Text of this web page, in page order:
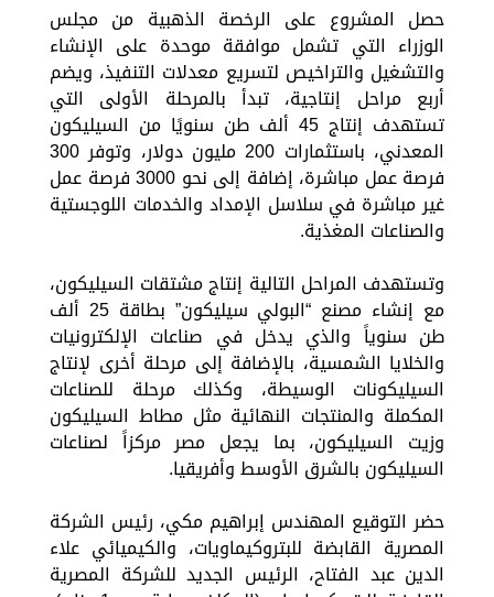
حصل المشروع على الرخصة الذهبية من مجلس
الوزراء التي تشمل موافقة موحدة على الإنشاء
والتشغيل والتراخيص لتسريع معدلات التنفيذ، ويضم
أربع مراحل إنتاجية، تبدأ بالمرحلة الأولى التي
تستهدف إنتاج 45 ألف طن سنويًا من السيليكون
المعدني، باستثمارات 200 مليون دولار، وتوفر 300
فرصة عمل مباشرة، إضافة إلى نحو 3000 فرصة عمل
غير مباشرة في سلاسل الإمداد والخدمات اللوجستية
والصناعات المغذية.
وتستهدف المراحل التالية إنتاج مشتقات السيليكون،
مع إنشاء مصنع “البولي سيليكون” بطاقة 25 ألف
طن سنوياً والذي يدخل في صناعات الإلكترونيات
والخلايا الشمسية، بالإضافة إلى مرحلة أخرى لإنتاج
السيليكونات الوسيطة، وكذلك مرحلة للصناعات
المكملة والمنتجات النهائية مثل مطاط السيليكون
وزيت السيليكون، بما يجعل مصر مركزاً لصناعات
السيليكون بالشرق الأوسط وأفريقيا.
حضر التوقيع المهندس إبراهيم مكي، رئيس الشركة
المصرية القابضة للبتروكيماويات، والكيميائي علاء
الدين عبد الفتاح، الرئيس الجديد للشركة المصرية